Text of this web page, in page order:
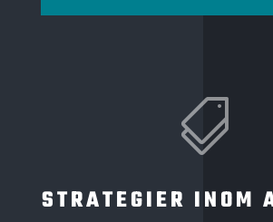

STRATEGIER INOM